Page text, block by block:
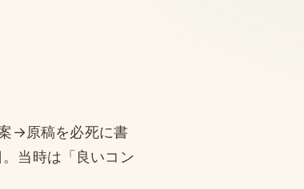
→原稿を必死に書
当時は「良いコン